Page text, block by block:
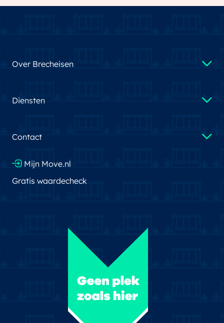
Over Brecheisen
Diensten
Contact
Mijn Move.nl
Gratis waardecheck